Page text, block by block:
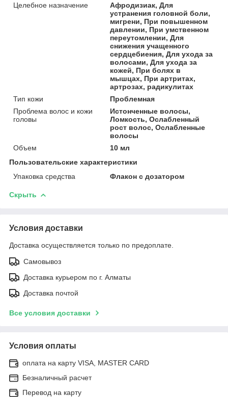
Целебное назначение
Афродизиак, Для
устранения головной боли,
мигрени, При повышенном
давлении, При умственном
переутомлении, Для
снижения учащенного
сердцебиения, Для ухода за
волосами, Для ухода за
кожей, При болях в
мышцах, При артритах,
артрозах, радикулитах
Тип кожи
Проблемная
Проблема волос и кожи
головы
Истонченные волосы,
Ломкость, Ослабленный
рост волос, Ослабленные
волосы
Объем
10 мл
Пользовательские характеристики
Упаковка средства
Флакон с дозатором
Скрыть
Условия доставки
Доставка осуществляется только по предоплате.
Самовывоз
Доставка курьером по г. Алматы
Доставка почтой
Все условия доставки
Условия оплаты
оплата на карту VISA, MASTER CARD
Безналичный расчет
Перевод на карту